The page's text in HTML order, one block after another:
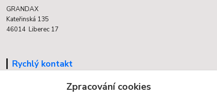
GRANDAX
Kateřinská 135
46014 Liberec 17
Rychlý kontakt
Zpracování cookies